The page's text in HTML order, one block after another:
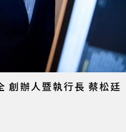
創辦人暨執行長 蔡松廷